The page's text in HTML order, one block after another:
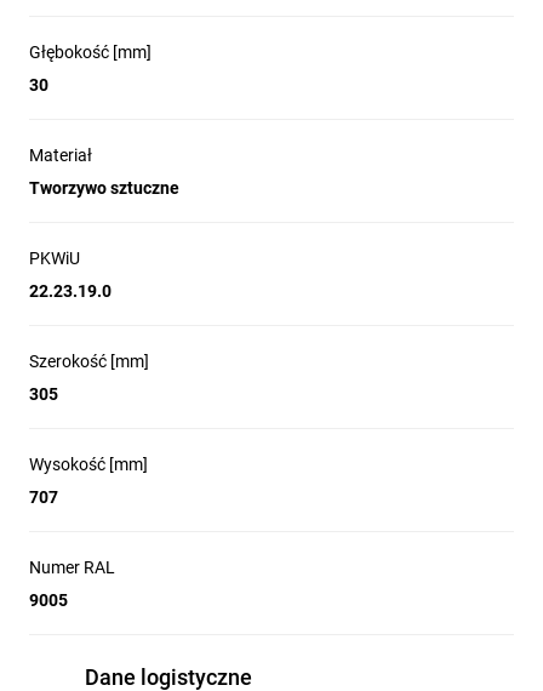
Głębokość [mm]
30
Materiał
Tworzywo sztuczne
PKWiU
22.23.19.0
Szerokość [mm]
305
Wysokość [mm]
707
Numer RAL
9005
Dane logistyczne